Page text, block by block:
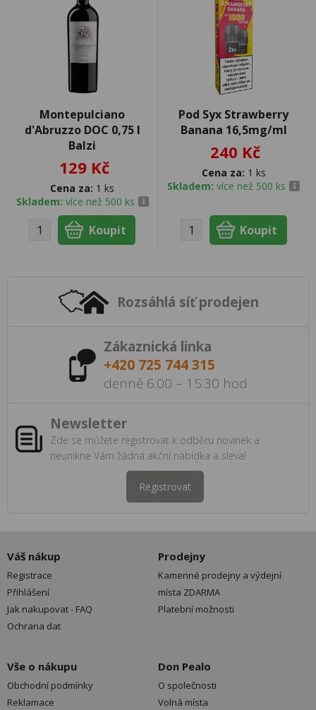
Montepulciano
d'Abruzzo DOC 0,75 I
Balzi
129 Kč
Cena za: 1 ks
Skladem: více než 500 ks
Pod Syx Strawberry
Banana 16,5mg/ml
240 Kč
Cena za: 1 ks
Skladem: více než 500 ks
Rozsáhlá síť prodejen
Zákaznická linka
+420 725 744 315
denně 6:00 – 15:30 hod
Newsletter
Zde se můžete registrovat k odběru novinek a
neunikne Vám žádná akční nabídka a sleva!
Registrovat
Váš nákup
Registrace
Přihlášení
Jak nakupovat - FAQ
Ochrana dat
Prodejny
Kamenné prodejny a výdejní
místa ZDARMA
Platební možnosti
Vše o nákupu
Obchodní podmínky
Reklamace
Don Pealo
O společnosti
Volná místa